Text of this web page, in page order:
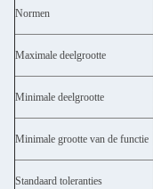
Normen
Maximale deelgrootte
Minimale deelgrootte
Minimale grootte van de functie
Standaard toleranties